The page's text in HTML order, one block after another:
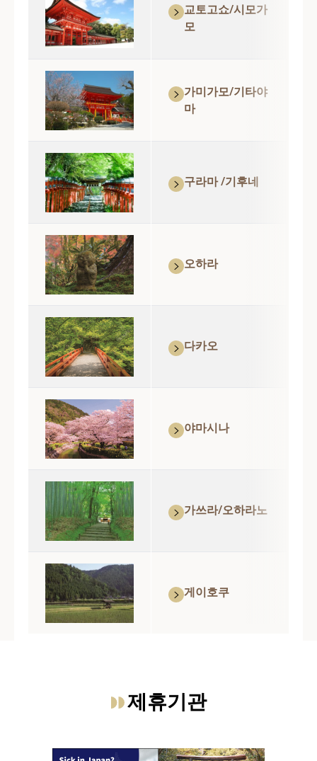
교토고쇼/시모가
모
가미가모/기타야
마
구라마 /기후네
오하라
다카오
야마시나
가쓰라/오하라노
게이호쿠
제휴기관